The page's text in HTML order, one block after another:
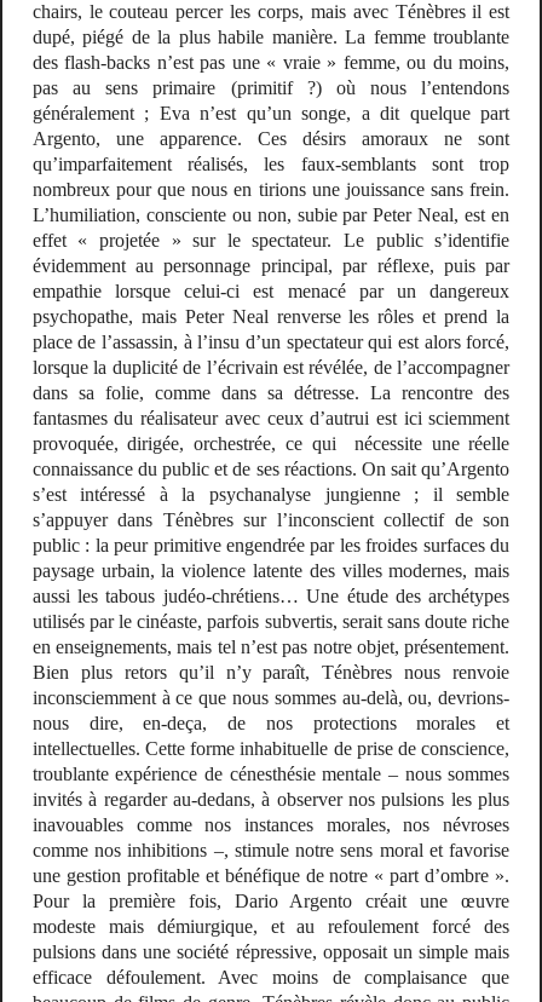
chairs, le couteau percer les corps, mais avec Ténèbresil est
dupé, piégé de la plus habile manière. La femme troublante
des flash-backs n’est pas une « vraie » femme, ou du moins,
pas au sens primaire (primitif ?) où nous l’entendons
généralement ; Eva n’est qu’un songe, a dit quelque part
Argento, une apparence. Ces désirs amoraux ne sont
qu’imparfaitement réalisés, les faux-semblants sont trop
nombreux pour que nous en tirions une jouissance sans frein.
L’humiliation, consciente ou non, subie par Peter Neal, est en
effet « projetée » sur le spectateur. Le public s’identifie
évidemment au personnage principal, par réflexe, puis par
empathie lorsque celui-ci est menacé par un dangereux
psychopathe, mais Peter Neal renverse les rôles et prend la
place de l’assassin, à l’insu d’un spectateur qui est alors forcé,
lorsque la duplicité de l’écrivain est révélée, de l’accompagner
dans sa folie, comme dans sa détresse. La rencontre des
fantasmes du réalisateur avec ceux d’autrui est ici sciemment
provoquée, dirigée, orchestrée, ce qui
nécessite une réelle
connaissance du public et de ses réactions. On sait qu’Argento
s’est intéressé à la psychanalyse jungienne ; il semble
s’appuyer dans Ténèbressur l’inconscient collectif de son
public : la peur primitive engendrée par les froides surfaces du
paysage urbain, la violence latente des villes modernes, mais
aussi les tabous judéo-chrétiens… Une étude des archétypes
utilisés par le cinéaste, parfois subvertis, serait sans doute riche
en enseignements, mais tel n’est pas notre objet, présentement.
Bien plus retors qu’il n’y paraît,Ténèbres nous renvoie
inconsciemment à ce que nous sommes au-delà, ou, devrions-
nous dire,en-deça, de nos protections morales et
intellectuelles. Cette forme inhabituelle de prise de conscience,
troublante expérience de cénesthésie mentale – nous sommes
invités à regarder au-dedans, à observer nos pulsions les plus
inavouables comme nos instances morales, nos névroses
comme nos inhibitions –, stimule notre sens moral et favorise
une gestion profitable et bénéfique de notre « part d’ombre ».
Pour la première fois, Dario Argento créait une œuvre
modeste mais démiurgique, et au refoulement forcé des
pulsions dans une société répressive, opposait un simple mais
efficace défoulement. Avec moins de complaisance que